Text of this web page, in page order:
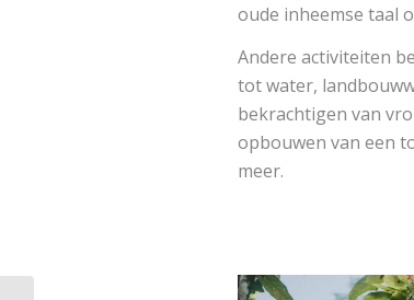
oude inheemse taal
Andere activiteiten
tot water,
bekrachtigen van
opbouwen van een
meer.